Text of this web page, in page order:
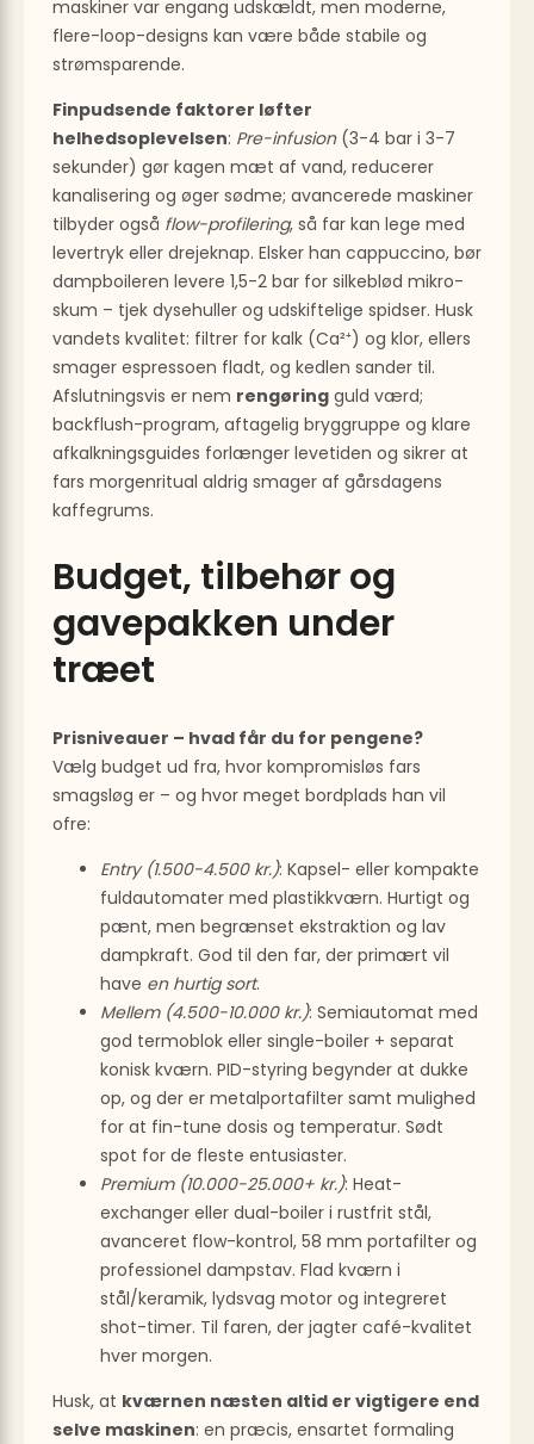
maskiner var engang udskældt, men moderne,
flere-loop-designs kan være både stabile og
strømsparende.
Finpudsende faktorer løfter
helhedsoplevelsen: Pre-infusion(3-4 bar i 3-7
sekunder) gør kagen mæt af vand, reducerer
kanalisering og øger sødme; avancerede maskiner
tilbyder også flow-profilering, så far kan lege med
levertryk eller drejeknap. Elsker han cappuccino, bør
dampboileren levere 1,5-2 bar for silkeblød mikro­
skum – tjek dysehuller og udskiftelige spidser. Husk
vandets kvalitet: filtrer for kalk (Ca²⁺) og klor, ellers
smager espressoen fladt, og kedlen sander til.
Afslutningsvis er nem rengøring guld værd;
backflush-program, aftagelig bryggruppe og klare
afkalknings­guides forlænger levetiden og sikrer at
fars morgenritual aldrig smager af gårsdagens
kaffegrums.
Budget, tilbehør og
gavepakken under
træet
Prisniveauer – hvad får du for pengene?
Vælg budget ud fra, hvor kompromisløs fars
smagsløg er – og hvor meget bordplads han vil
ofre:
Entry (1.500-4.500 kr.): Kapsel- eller kompakte
fuldautomater med plastikkværn. Hurtigt og
pænt, men begrænset ekstraktion og lav
dampkraft. God til den far, der primært vil
have en hurtig sort.
Mellem (4.500-10.000 kr.): Semiautomat med
god termoblok eller single-boiler + separat
konisk kværn. PID-styring begynder at dukke
op, og der er metalportafilter samt mulighed
for at fin-tune dosis og temperatur. Sødt
spot for de fleste entusiaster.
Premium (10.000-25.000+ kr.): Heat-
exchanger eller dual-boiler i rustfrit stål,
avanceret flow-kontrol, 58 mm portafilter og
professionel dampstav. Flad kværn i
stål/keramik, lydsvag motor og integreret
shot-timer. Til faren, der jagter café-kvalitet
hver morgen.
Husk, at kværnen næsten altid er vigtigere end
selve maskinen: en præcis, ensartet formaling